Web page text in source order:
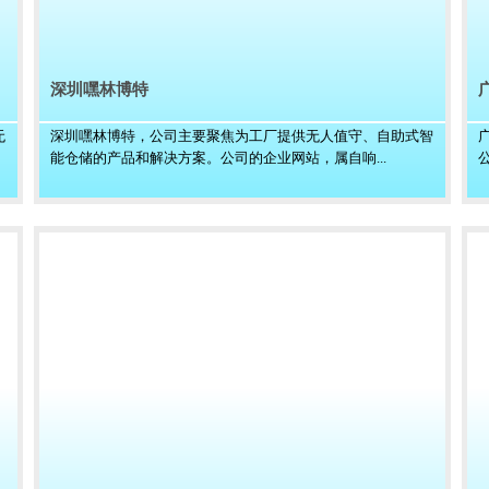
深圳嘿林博特
深圳嘿林博特，公司主要聚焦为工厂提供无人值守、自助式智
能仓储的产品和解决方案。公司的企业网站，属自响...